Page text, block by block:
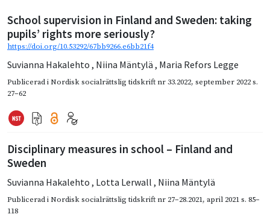
School supervision in Finland and Sweden: taking
pupils’ rights more seriously?
https://doi.org/10.53292/67bb9266.e6bb21f4
Suvianna Hakalehto , Niina Mäntylä , Maria Refors Legge
Publicerad iNordisk socialrättslig tidskrift nr 33.2022, september 2022s.
27–62
Disciplinary measures in school – Finland and
Sweden
Suvianna Hakalehto , Lotta Lerwall , Niina Mäntylä
Publicerad iNordisk socialrättslig tidskrift nr 27–28.2021, april 2021s. 85–
118